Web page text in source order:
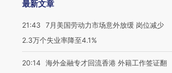
最新文章
21:43
7月美国劳动力市场意外放缓 岗位减少
2.3万个失业率降至4.1%
20:14 海外金融专才回流香港 外籍工作签证翻